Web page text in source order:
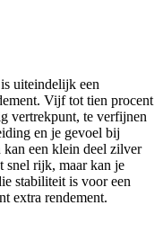
uiteindelijk een
Vijf tot tien procent
vertrekpunt, te verfijnen
en je gevoel bij
een klein deel zilver
snel rijk, maar kan je
stabiliteit is voor een
extra rendement.